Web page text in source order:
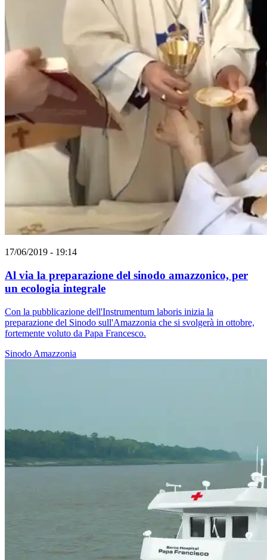
17/06/2019 - 19:14
Al via la preparazione del sinodo amazzonico, per
un ecologia integrale
Con la pubblicazione dell'Instrumentum laboris inizia la
preparazione del Sinodo sull'Amazzonia che si svolgerà in ottobre,
fortemente voluto da Papa Francesco.
Sinodo Amazzonia